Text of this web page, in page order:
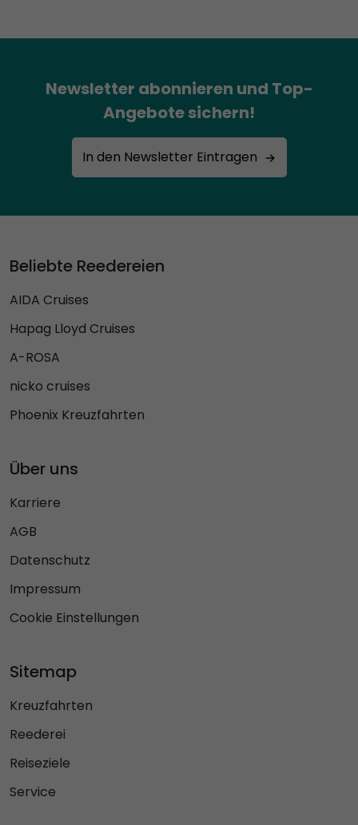
Newsletter abonnieren und Top-
Angebote sichern!
In den Newsletter Eintragen
Beliebte Reedereien
AIDA Cruises
Hapag Lloyd Cruises
A-ROSA
nicko cruises
Phoenix Kreuzfahrten
Über uns
Karriere
AGB
Datenschutz
Impressum
Cookie Einstellungen
Sitemap
Kreuzfahrten
Reederei
Reiseziele
Service